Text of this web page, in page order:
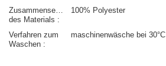
Zusammensetzung
des Materials
100% Polyester
Verfahren zum
Waschen
maschinenwäsche bei 30°C